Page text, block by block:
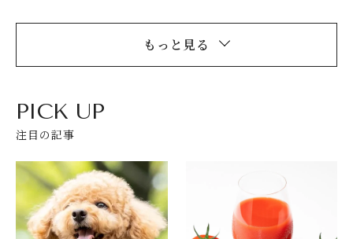
もっと見る
PICK UP
注目の記事